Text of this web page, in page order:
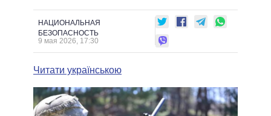
МЭРЫ
ВСЕ ПЕРСОНЫ
НАЦИОНАЛЬНАЯ
БЕЗОПАСНОСТЬ
9 мая 2026, 17:30
Читати українською